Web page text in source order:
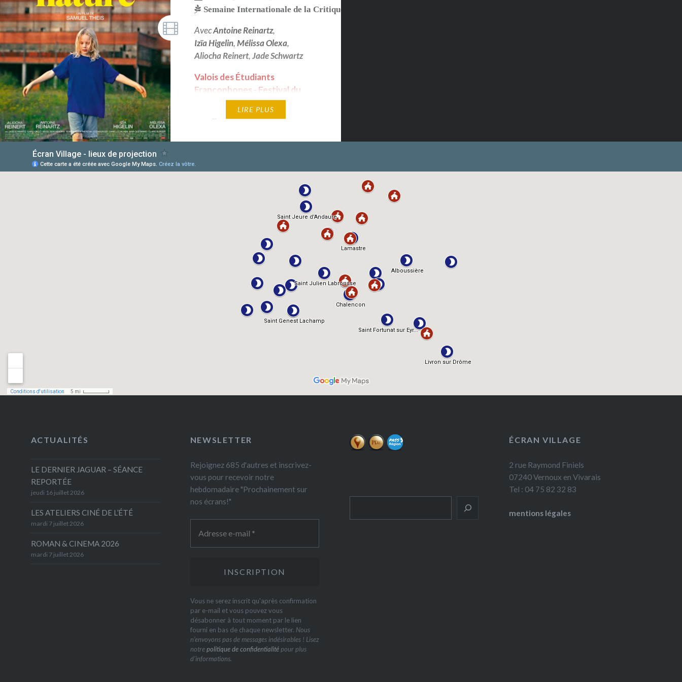
Semaine Internationale de la Critique 2021
AvecAntoine Reinartz,
Izïa Higelin,Mélissa Olexa,
Aliocha Reinert,Jade Schwartz
Valois des Étudiants
Francophones - Festival du
Film Francophone
d'Angoulême 2021
LIRE PLUS
ACTUALITÉS
LE DERNIER JAGUAR – SÉANCE
REPORTÉE
jeudi 16 juillet 2026
LES ATELIERS CINÉ DE L’ÉTÉ
mardi 7 juillet 2026
ROMAN & CINEMA 2026
mardi 7 juillet 2026
NEWSLETTER
Rejoignez 685 d'autres et inscrivez-
vous pour recevoir notre
hebdomadaire "Prochainement sur
nos écrans!"
Vous ne serez inscrit qu'après confirmation
par e-mail et vous pouvez vous
désabonner à tout moment par le lien
fourni en bas de chaque newsletter. Nous
n’envoyons pas de messages indésirables ! Lisez
notrepolitique de confidentialitépour plus
d’informations.
ÉCRAN VILLAGE
2 rue Raymond Finiels
07240 Vernoux en Vivarais
Tel : 04 75 82 32 83
mentions légales